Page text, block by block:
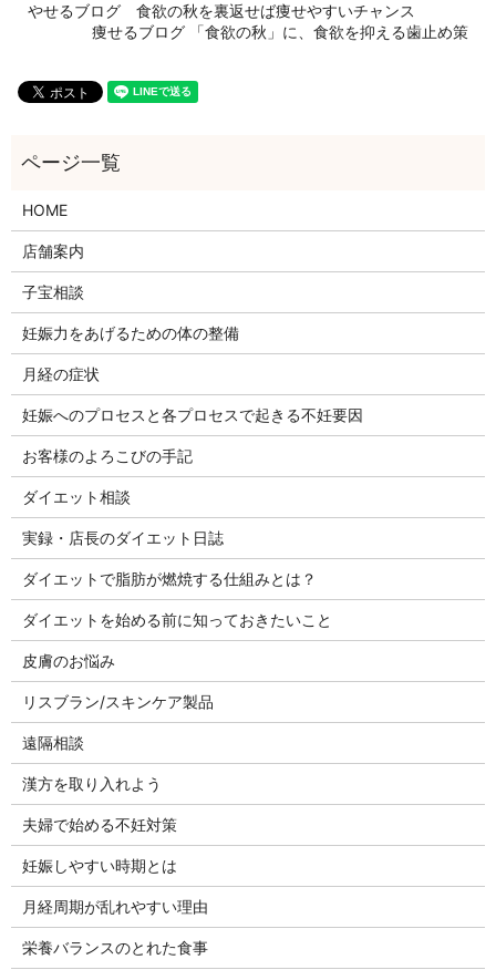
やせるブログ 食欲の秋を裏返せば痩せやすいチャンス
痩せるブログ 「食欲の秋」に、食欲を抑える歯止め策
HOME
店舗案内
子宝相談
妊娠力をあげるための体の整備
月経の症状
妊娠へのプロセスと各プロセスで起きる不妊要因
お客様のよろこびの手記
ダイエット相談
実録・店長のダイエット日誌
ダイエットで脂肪が燃焼する仕組みとは？
ダイエットを始める前に知っておきたいこと
皮膚のお悩み
リスブラン/スキンケア製品
遠隔相談
漢方を取り入れよう
夫婦で始める不妊対策
妊娠しやすい時期とは
月経周期が乱れやすい理由
栄養バランスのとれた食事